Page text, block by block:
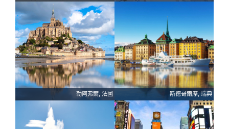
勒阿弗爾, 法國 斯德哥爾摩, 瑞典